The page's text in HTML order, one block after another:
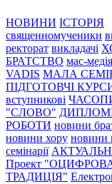
НОВИНИ ІСТОРІЯ
священномученики
ректорат викладачі
БРАТСТВО мас-медія
VADIS МАЛА
ПІДГОТОВЧІ
вступникові
"СЛОВО"
РОБОТИ новини
новини хору новини
семінарії
Проект
ТРАДИЦІЯ"